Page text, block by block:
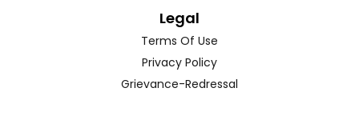
Legal
Terms Of Use
Privacy Policy
Grievance-Redressal